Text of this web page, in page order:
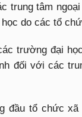
trung tâm
do các tổ
trường đại
đối với các
đầu tổ chức